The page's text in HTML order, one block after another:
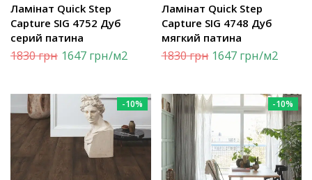
Ламінат Quick Step
Capture SIG 4752 Дуб
серий патина
1830грн 1647грн/м2
Ламінат Quick Step
Capture SIG 4748 Дуб
мягкий патина
1830грн 1647 грн/м2
-10% -10%